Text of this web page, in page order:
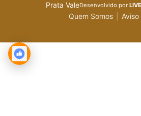
Prata ValeDesenvolvido por
Quem Somos